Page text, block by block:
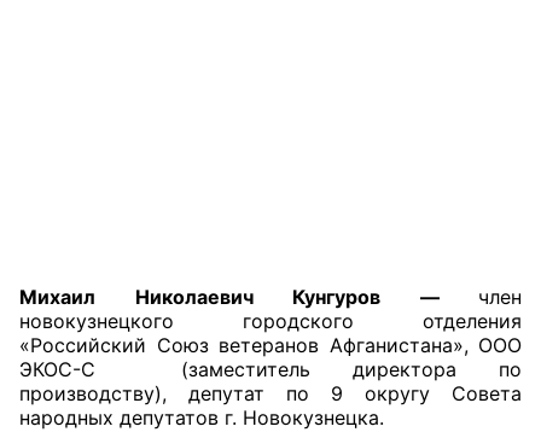
Общественные советы
Общественные советы при территориальных
органах федеральных органов
исполнительной власти
Михаил Николаевич Кунгуров — член
новокузнецкого городского отделения
«Российский Союз ветеранов Афганистана», ООО
ЭКОС-С (заместитель директора по
производству), депутат по 9 округу Совета
народных депутатов г. Новокузнецка.